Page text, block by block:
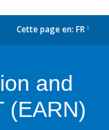
Cette page en: FR
and
(EARN)